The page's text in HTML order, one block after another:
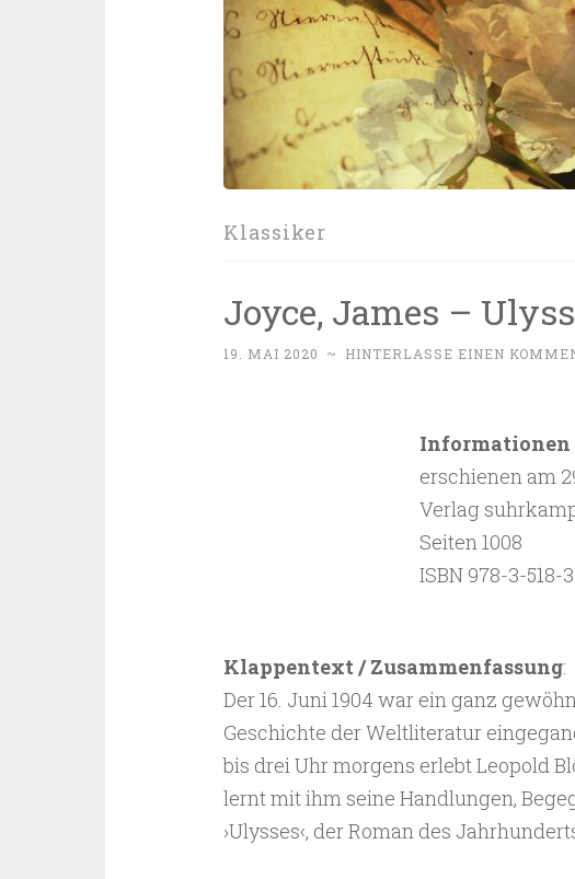
Klassiker
Joyce, James –
19. MAI 2020 ~ HINTERLASSE EINEN
Informationen
erschienen am
Verlag
Seiten 1008
ISBN 978-3-518-
Klappentext / Zusammenfassung:
Der 16. Juni 1904 war ein ganz
Geschichte der Weltliteratur
bis drei Uhr morgens erlebt Leopold
lernt mit ihm seine Handlungen,
›Ulysses‹, der Roman des